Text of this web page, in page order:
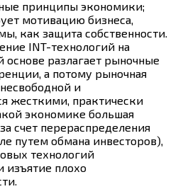
принципы экономики;
мотивацию бизнеса,
как защита собственности.
INT-технологий на
разлагает рыночные
а потому рыночная
и
жесткими, практически
экономике большая
счет перераспределения
путем обмана инвесторов),
технологий
изъятие плохо